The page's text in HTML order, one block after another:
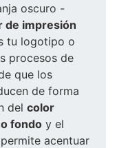
oscuro -
de impresión
tu logotipo o
procesos de
que los
de forma
del color
fondo y el
acentuar